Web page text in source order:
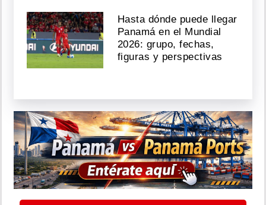
Hasta dónde puede llegar
Panamá en el Mundial
2026: grupo, fechas,
figuras y perspectivas